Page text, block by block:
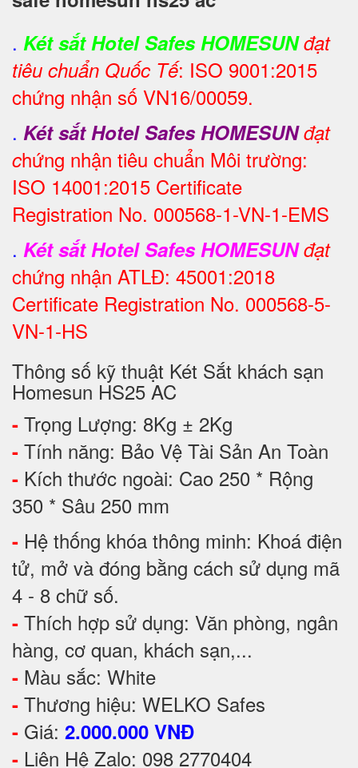
. Két sắt Hotel Safes HOMESUNđạt
tiêu chuẩn Quốc Tế: ISO 9001:2015
chứng nhận số VN16/00059.
. Két sắt Hotel Safes HOMESUNđạt
chứng nhận tiêu chuẩn Môi trường:
ISO 14001:2015 Certificate
Registration No. 000568-1-VN-1-EMS
. Két sắt Hotel Safes HOMESUNđạt
chứng nhận ATLĐ: 45001:2018
Certificate Registration No. 000568-5-
VN-1-HS
Thông số kỹ thuật Két Sắt khách sạn
Homesun HS25 AC
- Trọng Lượng: 8Kg ± 2Kg
- Tính năng: Bảo Vệ Tài Sản An Toàn
- Kích thước ngoài: Cao 250 * Rộng
350 * Sâu 250 mm
- Hệ thống khóa thông minh: Khoá điện
tử, mở và đóng bằng cách sử dụng mã
4 - 8 chữ số.
- Thích hợp sử dụng: Văn phòng, ngân
hàng, cơ quan, khách sạn,...
- Màu sắc: White
- Thương hiệu: WELKO Safes
- Giá: 2.000.000 VNĐ
- Liên Hệ Zalo: 098 2770404